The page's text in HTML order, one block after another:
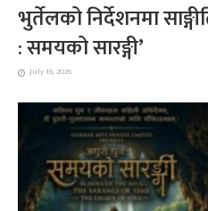
भुर्तेलको निर्देशनमा
: समयको सारङ्गी’
July 16, 2026